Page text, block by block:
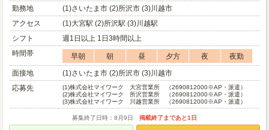
勤務地
(1)さいたま市 (2)所沢市 (3)川越市
アクセス
(1)大宮駅 (2)所沢駅 (3)川越駅
シフト
週1日以上 1日3時間以上
時間帯
早朝 朝 昼 夕方 夜
夜勤
面接地
(1)さいたま市 (2)所沢市 (3)川越市
応募先
(1)株式会社マイワーク 大宮営業所 （2690812000※AP・派遣）
(2)株式会社マイワーク 所沢営業所 （2690812000※AP・派遣）
(3)株式会社マイワーク 川越営業所 （2690812000※AP・派遣）
募集終了日時：8月9日 掲載終了まであと1日